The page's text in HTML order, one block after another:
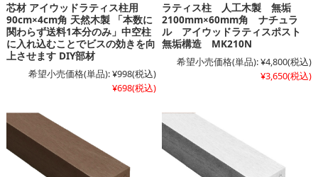
芯材 アイウッドラティス柱用
90cm×4cm角 天然木製 「本数に
関わらず送料1本分のみ」中空柱
に入れ込むことでビスの効きを向
上させます DIY部材
希望小売価格(単品):¥998(税込)
¥698(税込)
ラティス柱 人工木製 無垢
2100mm×60mm角 ナチュラ
ル アイウッドラティスポスト
無垢構造 MK210N
希望小売価格(単品):¥4,800(税込)
¥3,650(税込)